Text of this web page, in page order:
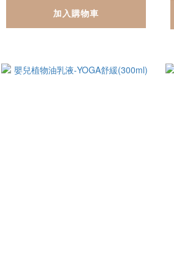
加入購物車